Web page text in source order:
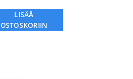
LISÄÄ
OSTOSKORIIN